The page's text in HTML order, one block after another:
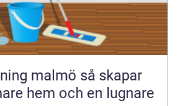
så skapar
hem och en lugnare